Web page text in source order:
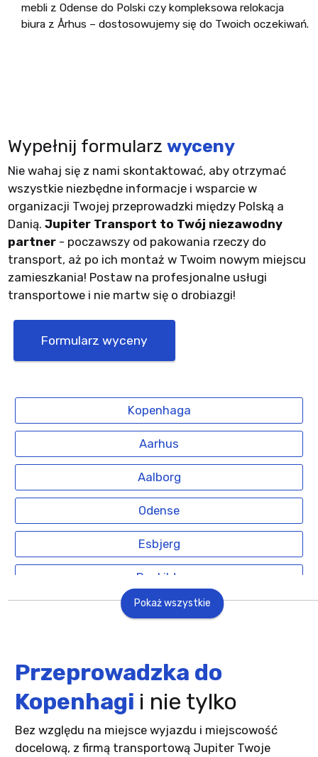
mebli z Odense do Polski czy kompleksowa relokacja
biura z Århus – dostosowujemy się do Twoich oczekiwań.
Wypełnij formularz wyceny
Nie wahaj się z nami skontaktować, aby otrzymać
wszystkie niezbędne informacje i wsparcie w
organizacji Twojej przeprowadzki między Polską a
Danią. Jupiter Transport to Twój niezawodny
partner- poczawszy od pakowania rzeczy do
transport, aż po ich montaż w Twoim nowym miejscu
zamieszkania! Postaw na profesjonalne usługi
transportowe i nie martw się o drobiazgi!
Formularz wyceny
Kopenhaga
Aarhus
Aalborg
Odense
Esbjerg
Roskilde
Pokaż wszystkie
Przeprowadzka do
Kopenhagi i nie tylko
Bez względu na miejsce wyjazdu i miejscowość
docelową, z firmą transportową Jupiter Twoje